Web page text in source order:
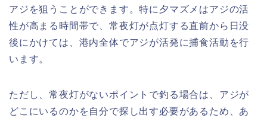
アジを狙うことができます。特に夕マズメはアジの活
性が高まる時間帯で、常夜灯が点灯する直前から日没
後にかけては、港内全体でアジが活発に捕食活動を行
います。
ただし、常夜灯がないポイントで釣る場合は、アジが
どこにいるのかを自分で探し出す必要があるため、あ